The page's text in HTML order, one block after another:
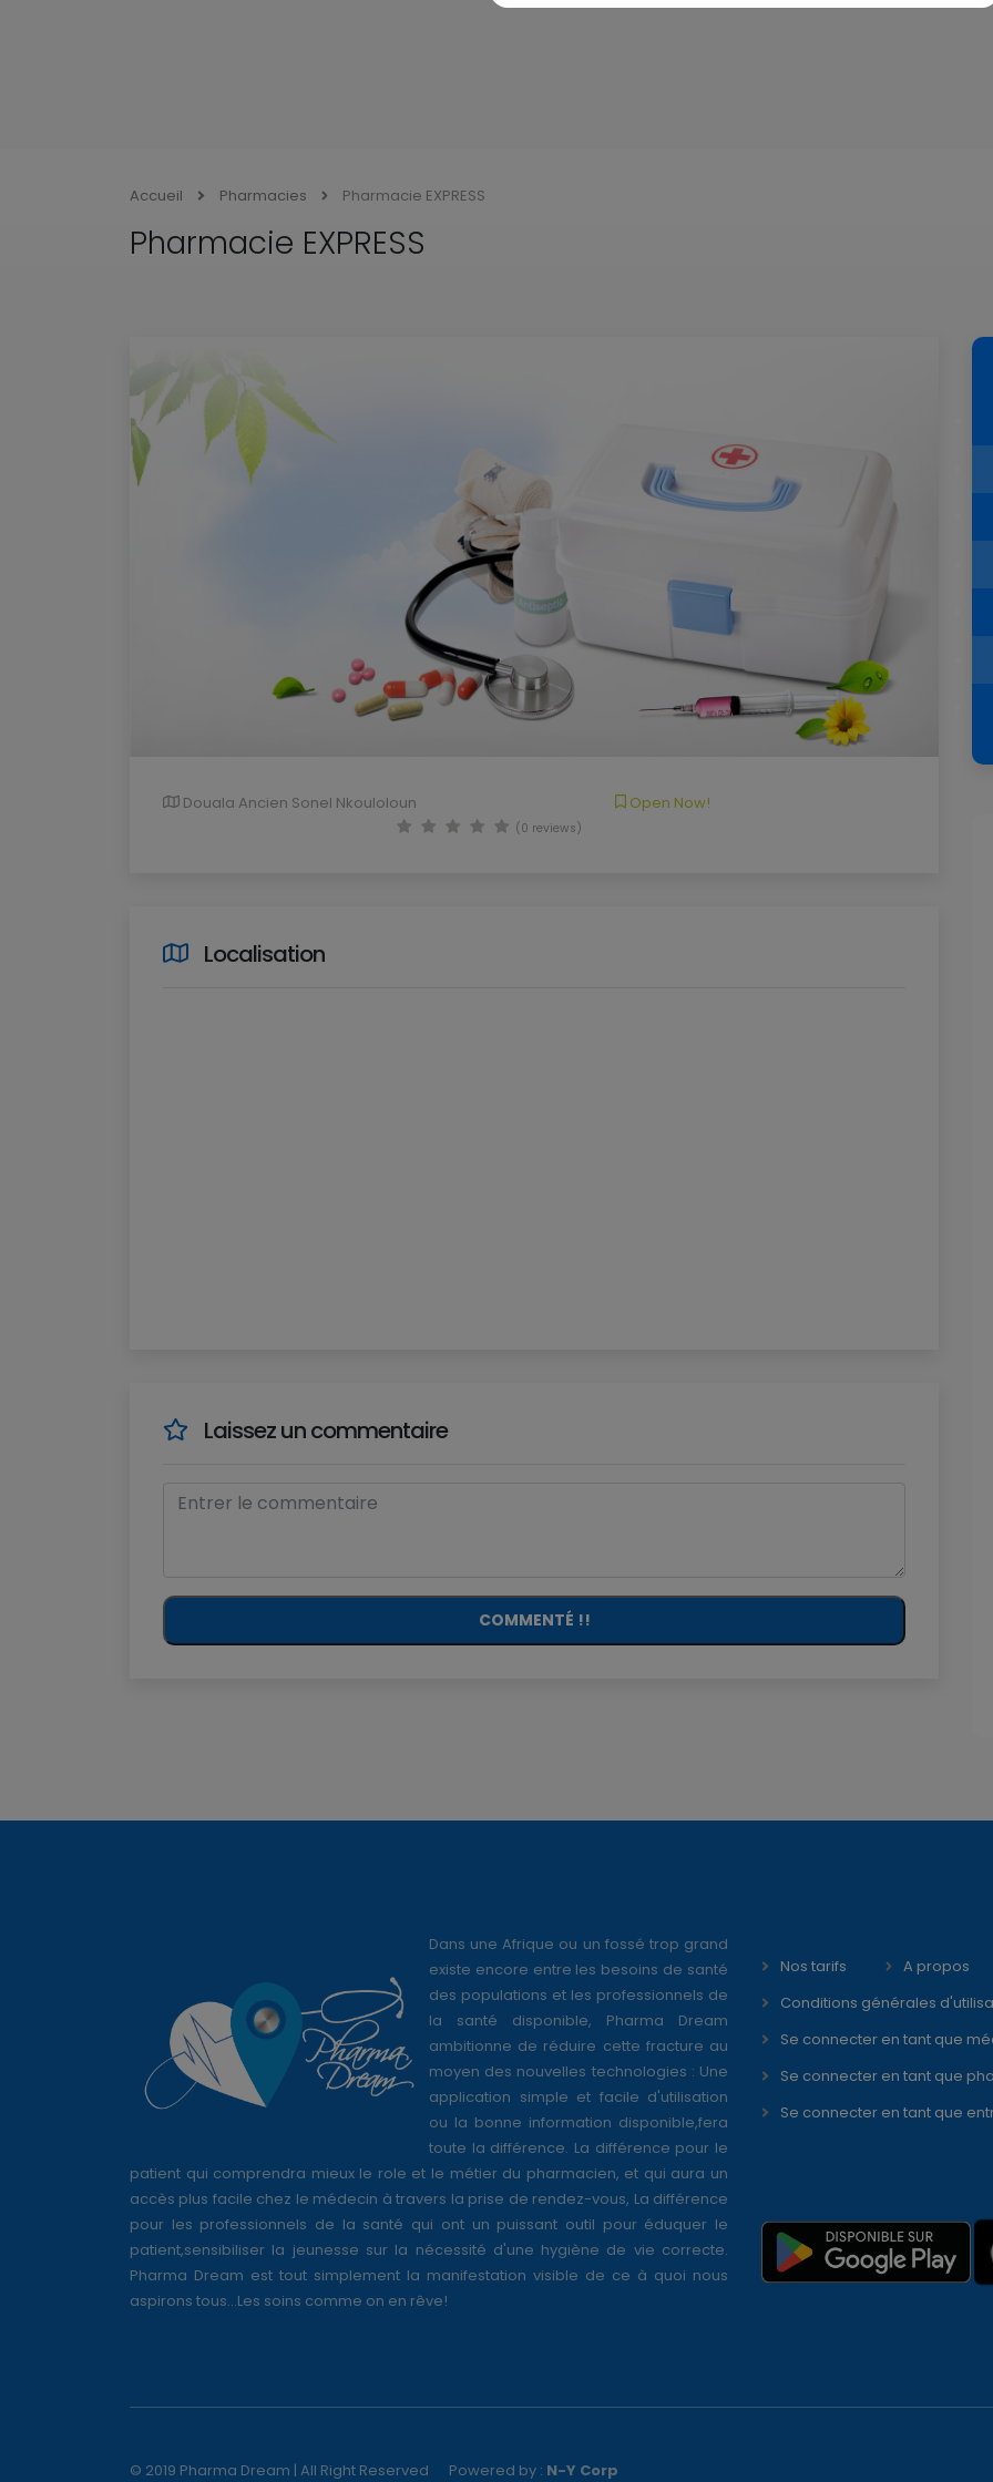
Accueil Pharmacies Pharmacie EXPRESS
Pharmacie EXPRESS
Douala Ancien Sonel Nkouloloun
(0 reviews)
Open Now!
Localisation
Laissez un commentaire
COMMENTÉ !!
Dans une Afrique ou un fossé trop grand
existe encore entre les besoins de santé
des populations et les professionnels de
la santé disponible, Pharma Dream
ambitionne de réduire cette fracture au
moyen des nouvelles technologies : Une
application simple et facile d'utilisation
ou la bonne information disponible,fera
toute la différence. La différence pour le
patient qui comprendra mieux le role et le métier du pharmacien, et qui aura un
accès plus facile chez le médecin à travers la prise de rendez-vous, La différence
pour les professionnels de la santé qui ont un puissant outil pour éduquer le
patient,sensibiliser la jeunesse sur la nécessité d'une hygiène de vie correcte.
Pharma Dream est tout simplement la manifestation visible de ce à quoi nous
aspirons tous...Les soins comme on en rêve!
Nos tarifs A propos
Conditions générales
Se connecter en tant que
Se connecter en tant que
Se connecter en tant que
© 2019 Pharma Dream | All Right Reserved Powered by : N-Y Corp